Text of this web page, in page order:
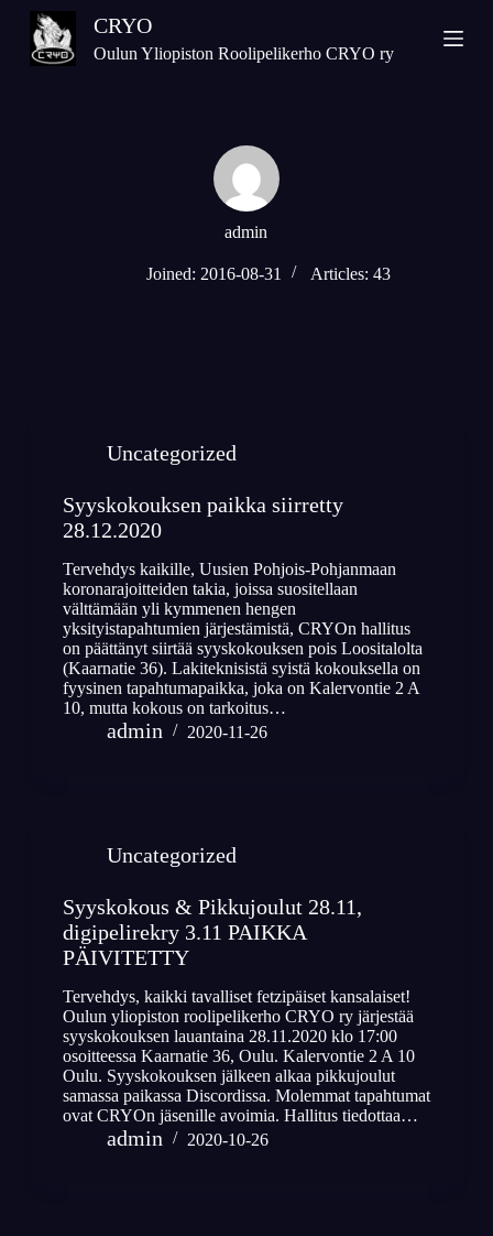
k
CRYO
Oulun Yliopiston Roolipelikerho CRYO ry
admin
Joined: 2016-08-31 Articles: 43
Uncategorized
Syyskokouksen paikka siirretty
28.12.2020
Tervehdys kaikille, Uusien Pohjois-Pohjanmaan
koronarajoitteiden takia, joissa suositellaan
välttämään yli kymmenen hengen
yksityistapahtumien järjestämistä, CRYOn hallitus
on päättänyt siirtää syyskokouksen pois Loositalolta
(Kaarnatie 36). Lakiteknisistä syistä kokouksella on
fyysinen tapahtumapaikka, joka on Kalervontie 2 A
10, mutta kokous on tarkoitus…
admin 2020-11-26
Uncategorized
Syyskokous & Pikkujoulut 28.11,
digipelirekry 3.11 PAIKKA
PÄIVITETTY
Tervehdys, kaikki tavalliset fetzipäiset kansalaiset!
Oulun yliopiston roolipelikerho CRYO ry järjestää
syyskokouksen lauantaina 28.11.2020 klo 17:00
osoitteessa Kaarnatie 36, Oulu. Kalervontie 2 A 10
Oulu. Syyskokouksen jälkeen alkaa pikkujoulut
samassa paikassa Discordissa. Molemmat tapahtumat
ovat CRYOn jäsenille avoimia. Hallitus tiedottaa…
admin 2020-10-26